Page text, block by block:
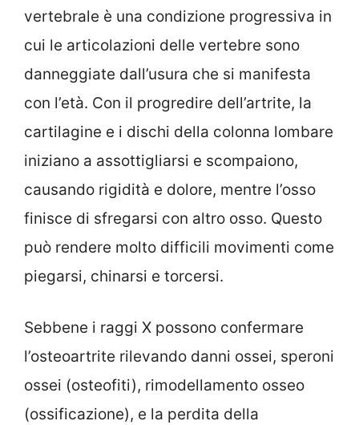
vertebrale è una condizione progressiva in
cui le articolazioni delle vertebre sono
danneggiate dall’usura che si manifesta
con l’età. Con il progredire dell’artrite, la
cartilagine e i dischi della colonna lombare
iniziano a assottigliarsi e scompaiono,
causando rigidità e dolore, mentre l’osso
finisce di sfregarsi con altro osso. Questo
può rendere molto difficili movimenti come
piegarsi, chinarsi e torcersi.
Sebbene i raggi X possono confermare
l’osteoartrite rilevando danni ossei, speroni
ossei (osteofiti), rimodellamento osseo
(ossificazione), e la perdita della